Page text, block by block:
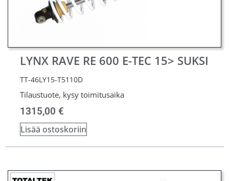
LYNX RAVE RE 600 E-TEC 15> SUKSI
TT-46LY15-T5110D
Tilaustuote, kysy toimitusaika
1315,00 €
Lisää ostoskoriin